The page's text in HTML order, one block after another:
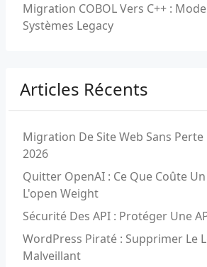
Migration COBOL Vers C++ :
Systèmes Legacy
Articles Récents
Migration De Site Web Sans Perte
2026
Quitter OpenAI : Ce Que Coûte
L'open Weight
Sécurité Des API : Protéger Une
WordPress Piraté : Supprimer Le
Malveillant